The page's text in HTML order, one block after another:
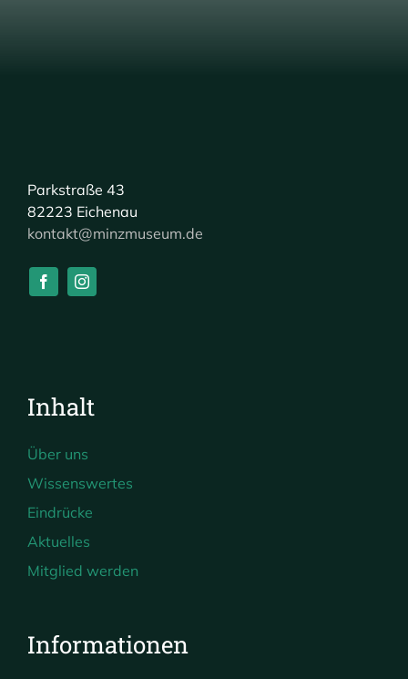
Parkstraße 43
82223 Eichenau
kontakt@minzmuseum.de
Inhalt
Über uns
Wissenswertes
Eindrücke
Aktuelles
Mitglied werden
Informationen